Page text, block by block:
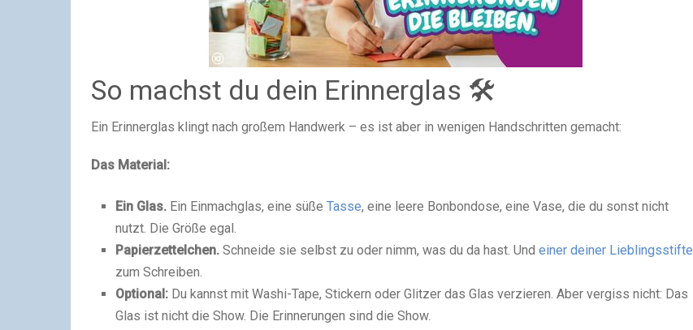
So machst du dein Erinnerglas 🛠️
Ein Erinnerglas klingt nach großem Handwerk – es ist aber in wenigen Handschritten gemacht:
Das Material:
Ein Glas. Ein Einmachglas, eine süßeTasse, eine leere Bonbondose, eine Vase, die du sonst nicht
nutzt. Die Größe egal.
Papierzettelchen. Schneide sie selbst zu oder nimm, was du da hast. Undeiner deiner Lieblingsstifte
zum Schreiben.
Optional: Du kannst mit Washi-Tape, Stickern oder Glitzer das Glas verzieren. Aber vergiss nicht: Das
Glas ist nicht die Show. Die Erinnerungen sind die Show.